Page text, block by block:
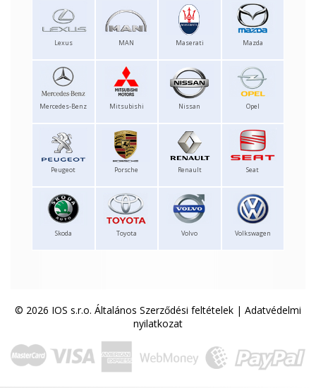
Lexus MAN Maserati Mazda
Mercedes-Benz Mitsubishi Nissan Opel
Peugeot Porsche Renault Seat
Skoda Toyota Volvo Volkswagen
© 2026 IOS s.r.o. Általános Szerződési feltételek | Adatvédelmi
nyilatkozat